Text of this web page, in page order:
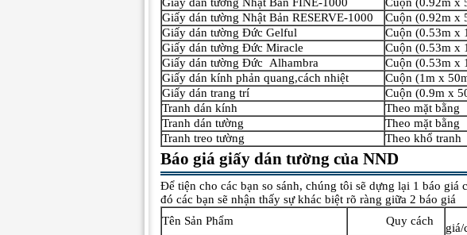
Giấy dán tường Nhật Bản RESERVE-1000
Cuộn (0.92m x
Giấy dán tường Đức Gelful
Cuộn (0.53m x
Giấy dán tường Đức Miracle
Cuộn (0.53m x
Giấy dán tường Đức Alhambra
Cuộn (0.53m x
Giấy dán kính phản quang,cách nhiệt
Cuộn (1m x
Giấy dán trang trí
Cuộn (0.9m x
Tranh dán kính
Theo mặt bằng
Tranh dán tường
Theo mặt bằng
Tranh treo tường
Theo khổ tranh
Báo giá giấy dán tường của NND
Để tiện cho các bạn so sánh, chúng tôi sẽ dựng lại 1 báo
đó các bạn sẽ nhận thấy sự khác biệt rõ ràng giữa 2 báo giá
Tên Sản Phẩm
Quy cách
giá/